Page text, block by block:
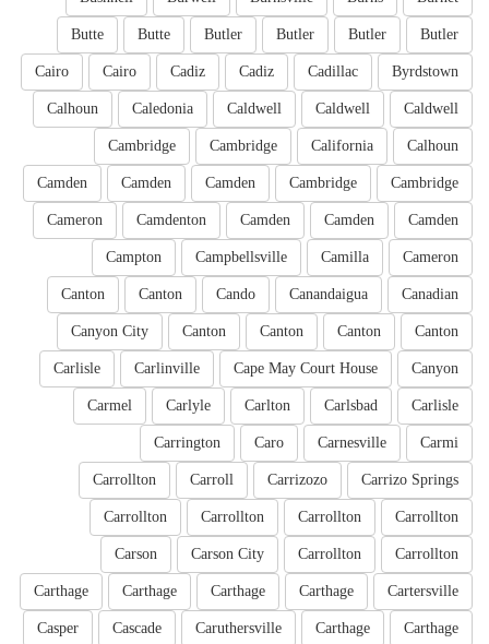
Butler
Butler
Butler
Butler
Butte
Butte
Byrdstown
Cadillac
Cadiz
Cadiz
Cairo
Cairo
Caldwell
Caldwell
Caldwell
Caledonia
Calhoun
Calhoun
California
Cambridge
Cambridge
Cambridge
Cambridge
Camden
Camden
Camden
Camden
Camden
Camden
Camdenton
Cameron
Cameron
Camilla
Campbellsville
Campton
Canadian
Canandaigua
Cando
Canton
Canton
Canton
Canton
Canton
Canton
Canyon City
Canyon
Cape May Court House
Carlinville
Carlisle
Carlisle
Carlsbad
Carlton
Carlyle
Carmel
Carmi
Carnesville
Caro
Carrington
Carrizo Springs
Carrizozo
Carroll
Carrollton
Carrollton
Carrollton
Carrollton
Carrollton
Carrollton
Carrollton
Carson City
Carson
Cartersville
Carthage
Carthage
Carthage
Carthage
Carthage
Carthage
Caruthersville
Cascade
Casper